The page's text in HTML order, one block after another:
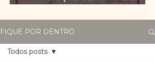
FIQUE POR DENTRO
Todos posts